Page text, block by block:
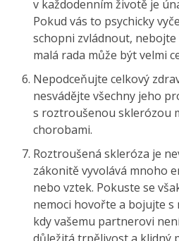
v každodenním životě je
Pokud vás to psychicky
schopni zvládnout,
malá rada může být velmi
Nepodceňujte celkový
nesvádějte všechny jeho
s roztroušenou sklerózou
chorobami.
Roztroušená skleróza je
zákonitě vyvolává mnoho
nebo vztek. Pokuste se
nemoci hovořte a bojujte s
kdy vašemu partnerovi